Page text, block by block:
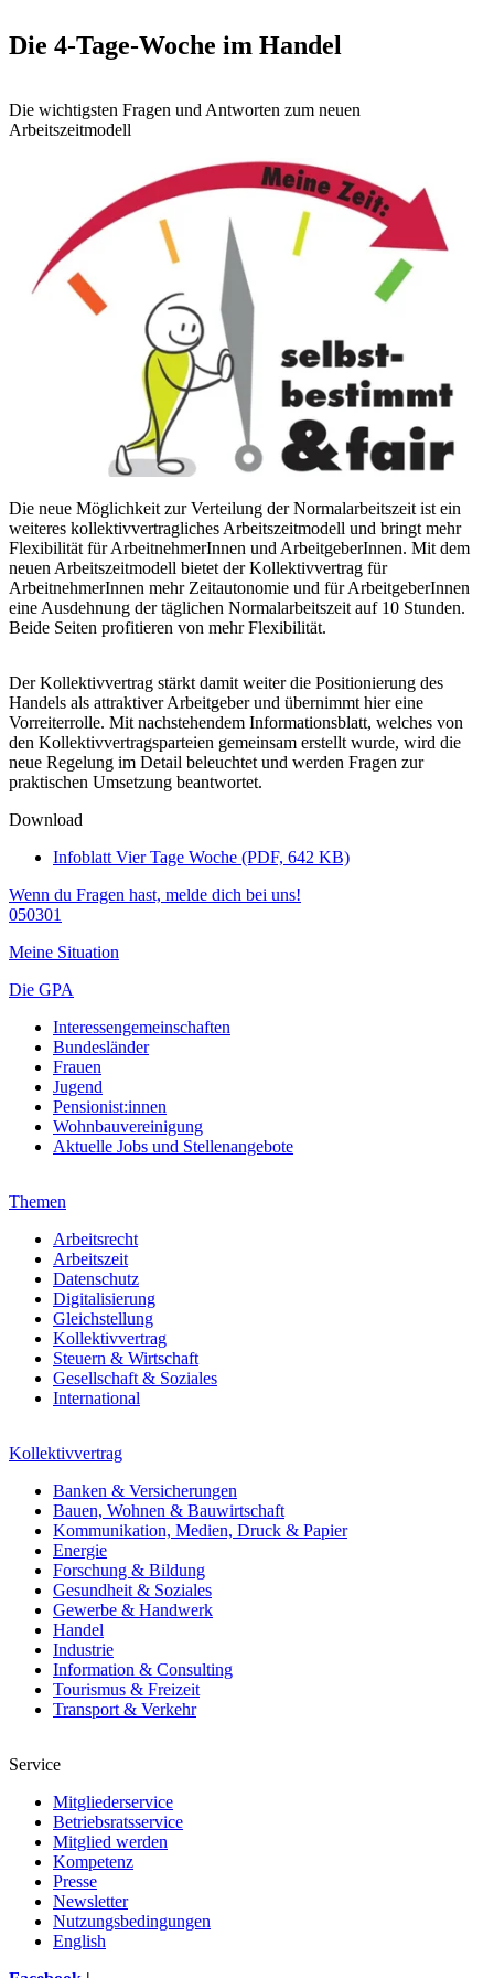
Die 4-Tage-Woche im Handel
Die wichtigsten Fragen und Antworten zum neuen
Arbeitszeitmodell
Die neue Möglichkeit zur Verteilung der Normalarbeitszeit ist ein
weiteres kollektivvertragliches Arbeitszeitmodell und bringt mehr
Flexibilität für ArbeitnehmerInnen und ArbeitgeberInnen. Mit dem
neuen Arbeitszeitmodell bietet der Kollektivvertrag für
ArbeitnehmerInnen mehr Zeitautonomie und für ArbeitgeberInnen
eine Ausdehnung der täglichen Normalarbeitszeit auf 10 Stunden.
Beide Seiten profitieren von mehr Flexibilität.
Der Kollektivvertrag stärkt damit weiter die Positionierung des
Handels als attraktiver Arbeitgeber und übernimmt hier eine
Vorreiterrolle. Mit nachstehendem Informationsblatt, welches von
den Kollektivvertragsparteien gemeinsam erstellt wurde, wird die
neue Regelung im Detail beleuchtet und werden Fragen zur
praktischen Umsetzung beantwortet.
Download
Infoblatt Vier Tage Woche (PDF, 642 KB)
Wenn du Fragen hast, melde dich bei uns!
050301
Meine Situation
Die GPA
Interessengemeinschaften
Bundesländer
Frauen
Jugend
Pensionist:innen
Wohnbauvereinigung
Aktuelle Jobs und Stellenangebote
Themen
Arbeitsrecht
Arbeitszeit
Datenschutz
Digitalisierung
Gleichstellung
Kollektivvertrag
Steuern & Wirtschaft
Gesellschaft & Soziales
International
Kollektivvertrag
Banken & Versicherungen
Bauen, Wohnen & Bauwirtschaft
Kommunikation, Medien, Druck & Papier
Energie
Forschung & Bildung
Gesundheit & Soziales
Gewerbe & Handwerk
Handel
Industrie
Information & Consulting
Tourismus & Freizeit
Transport & Verkehr
Service
Mitgliederservice
Betriebsratsservice
Mitglied werden
Kompetenz
Presse
Newsletter
Nutzungsbedingungen
English